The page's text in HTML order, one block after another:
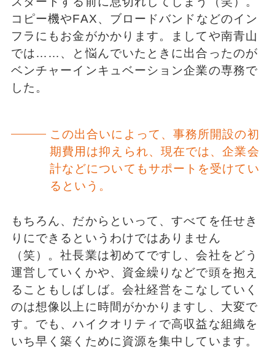
コピー機やFAX、ブロードバンドなどのイン
フラにもお金がかかります。ましてや南青山
では……、と悩んでいたときに出合ったのが
ベンチャーインキュベーション企業の専務で
した。
この出合いによって、事務所開設の初
期費用は抑えられ、現在では、企業会
計などについてもサポートを受けてい
るという。
もちろん、だからといって、すべてを任せき
りにできるというわけではありません
（笑）。社長業は初めてですし、会社をどう
運営していくかや、資金繰りなどで頭を抱え
ることもしばしば。会社経営をこなしていく
のは想像以上に時間がかかりますし、大変で
す。でも、ハイクオリティで高収益な組織を
いち早く築くために資源を集中しています。